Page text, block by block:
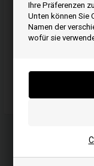
Ihre Präferenzen
Unten können Sie
Namen der
wofür sie
Artikelnummer:
Originalnummer: